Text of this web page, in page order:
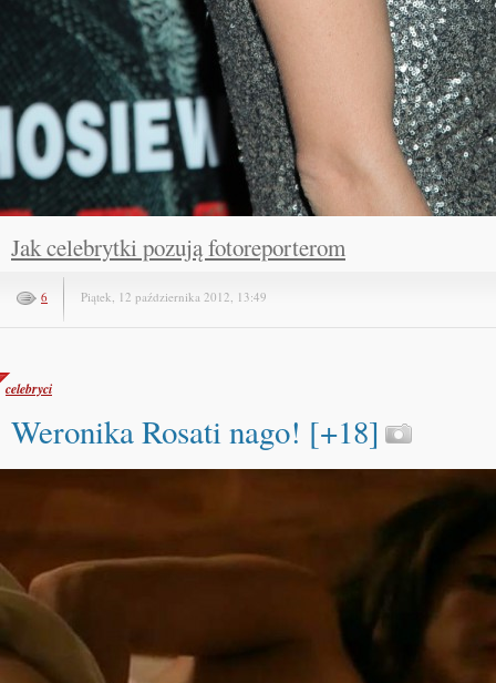
Jak celebrytki pozują fotoreporterom
6 Piątek, 12 października 2012, 13:49
celebryci
Weronika Rosati nago! [+18]